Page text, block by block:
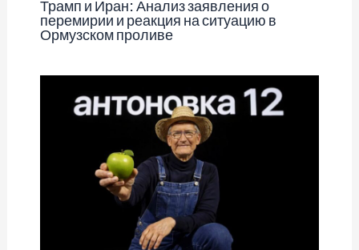
Трамп и Иран: Анализ заявления о
перемирии и реакция на ситуацию в
Ормузском проливе